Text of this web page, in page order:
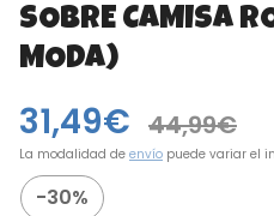
SOBRE CAMISA
MODA)
31,49€ 44,99€
La modalidad de envío puede variar el
-30%